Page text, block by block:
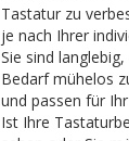
Tastatur zu
je nach Ihrer
Sie sind
Bedarf mühelos
und passen für
Ist Ihre